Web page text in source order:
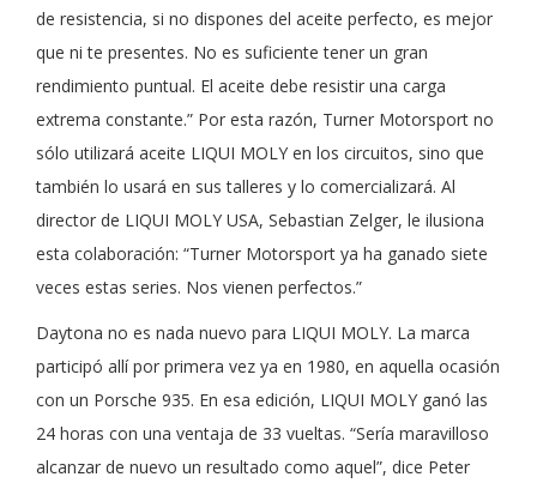
de resistencia, si no dispones del aceite perfecto, es mejor
que ni te presentes. No es suficiente tener un gran
rendimiento puntual. El aceite debe resistir una carga
extrema constante.” Por esta razón, Turner Motorsport no
sólo utilizará aceite LIQUI MOLY en los circuitos, sino que
también lo usará en sus talleres y lo comercializará. Al
director de LIQUI MOLY USA, Sebastian Zelger, le ilusiona
esta colaboración: “Turner Motorsport ya ha ganado siete
veces estas series. Nos vienen perfectos.”
Daytona no es nada nuevo para LIQUI MOLY. La marca
participó allí por primera vez ya en 1980, en aquella ocasión
con un Porsche 935. En esa edición, LIQUI MOLY ganó las
24 horas con una ventaja de 33 vueltas. “Sería maravilloso
alcanzar de nuevo un resultado como aquel”, dice Peter